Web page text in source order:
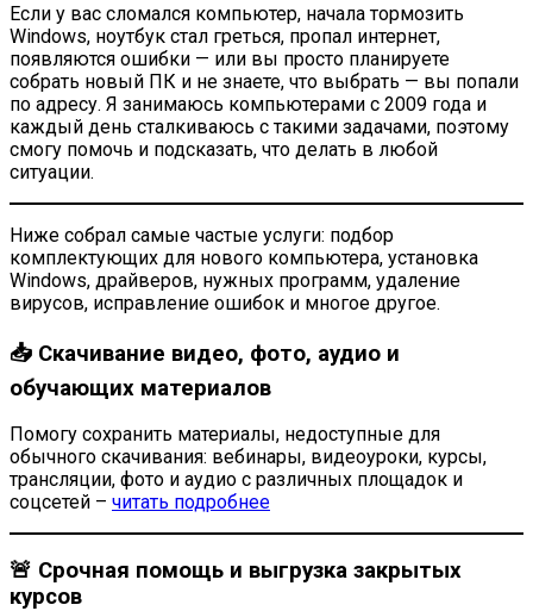
Если у вас сломался компьютер, начала тормозить
Windows, ноутбук стал греться, пропал интернет,
появляются ошибки — или вы просто планируете
собрать новый ПК и не знаете, что выбрать — вы попали
по адресу. Я занимаюсь компьютерами с 2009 года и
каждый день сталкиваюсь с такими задачами, поэтому
смогу помочь и подсказать, что делать в любой
ситуации.
Ниже собрал самые частые услуги: подбор
комплектующих для нового компьютера, установка
Windows, драйверов, нужных программ, удаление
вирусов, исправление ошибок и многое другое.
📥 Скачивание видео, фото, аудио и
обучающих материалов
Помогу сохранить материалы, недоступные для
обычного скачивания: вебинары, видеоуроки, курсы,
трансляции, фото и аудио с различных площадок и
соцсетей – читать подробнее
🚨 Срочная помощь и выгрузка закрытых
курсов